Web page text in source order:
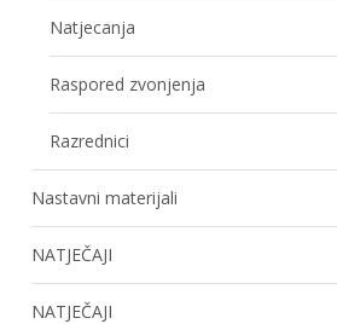
Natjecanja
Raspored zvonjenja
Razrednici
Nastavni materijali
NATJEČAJI
NATJEČAJI